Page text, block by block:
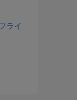
ライ